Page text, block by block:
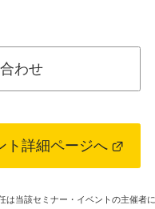
わせ
ト詳細ページへ
当該セミナー・イベントの主催者